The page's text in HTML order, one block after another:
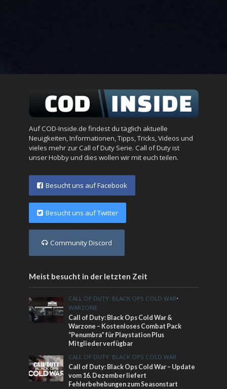
Auf COD-Inside.de findest du täglich aktuelle
Neuigkeiten, Informationen, Tipps, Tricks, Videos und
vieles mehr zur Call of Duty Serie. Call of Duty ist
unser Hobby und dies wollen wir mit euch teilen.
Besucht uns auf Facebook
Besucht uns auf Twitter
Community Discord
Meist besucht in der letzten Zeit
CALL OF DUTY: BLACK OPS COLD WAR•
WARZONE
Call of Duty: Black Ops Cold War &
Warzone – Kostenloses Combat Pack
“Penumbra” für Playstation Plus
Mitglieder verfügbar
CALL OF DUTY: BLACK OPS COLD WAR
Call of Duty: Black Ops Cold War – Update
vom 16. Dezember liefert
Fehlerbehebungen zum Seasonstart